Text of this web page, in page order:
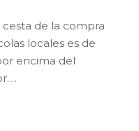
de la compra
locales es de
encima del